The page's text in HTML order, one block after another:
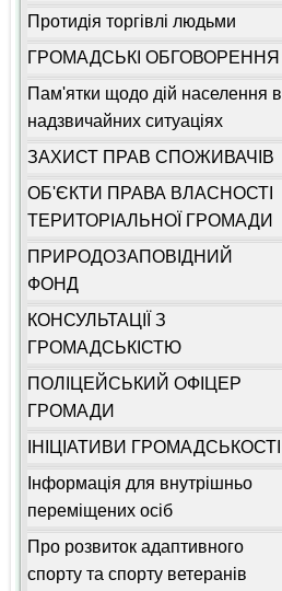
Протидія торгівлі людьми
ГРОМАДСЬКІ ОБГОВОРЕННЯ
Пам'ятки щодо дій населення в
надзвичайних ситуаціях
ЗАХИСТ ПРАВ СПОЖИВАЧІВ
ОБ'ЄКТИ ПРАВА ВЛАСНОСТІ
ТЕРИТОРІАЛЬНОЇ ГРОМАДИ
ПРИРОДОЗАПОВІДНИЙ
ФОНД
КОНСУЛЬТАЦІЇ З
ГРОМАДСЬКІСТЮ
ПОЛІЦЕЙСЬКИЙ ОФІЦЕР
ГРОМАДИ
ІНІЦІАТИВИ ГРОМАДСЬКОСТІ
Інформація для внутрішньо
переміщених осіб
Про розвиток адаптивного
спорту та спорту ветеранів